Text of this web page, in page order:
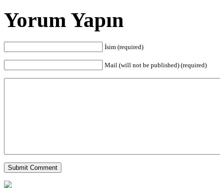
Yorum Yapın
İsim (required)
Mail (will not be published) (required)